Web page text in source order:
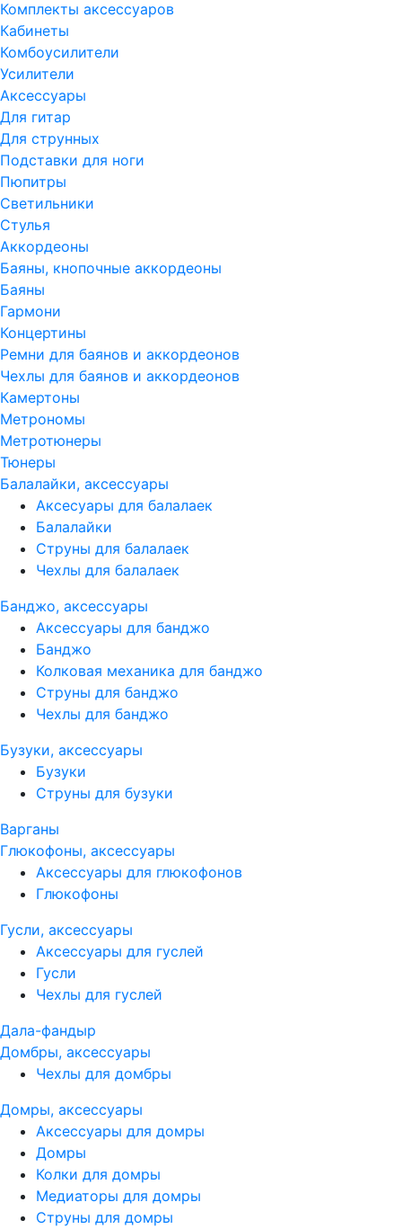
Комплекты аксессуаров
Кабинеты
Комбоусилители
Усилители
Аксессуары
Для гитар
Для струнных
Подставки для ноги
Пюпитры
Светильники
Стулья
Аккордеоны
Баяны, кнопочные аккордеоны
Баяны
Гармони
Концертины
Ремни для баянов и аккордеонов
Чехлы для баянов и аккордеонов
Камертоны
Метрономы
Метротюнеры
Тюнеры
Балалайки, аксессуары
Аксесуары для балалаек
Балалайки
Струны для балалаек
Чехлы для балалаек
Банджо, аксессуары
Аксессуары для банджо
Банджо
Колковая механика для банджо
Струны для банджо
Чехлы для банджо
Бузуки, аксессуары
Бузуки
Струны для бузуки
Варганы
Глюкофоны, аксессуары
Аксессуары для глюкофонов
Глюкофоны
Гусли, аксессуары
Аксессуары для гуслей
Гусли
Чехлы для гуслей
Дала-фандыр
Домбры, аксессуары
Чехлы для домбры
Домры, аксессуары
Аксессуары для домры
Домры
Колки для домры
Медиаторы для домры
Струны для домры